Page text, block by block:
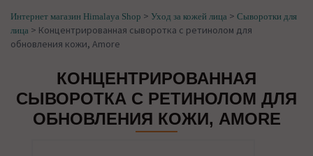
Интернет магазин Himalaya Shop > Уход за кожей лица > Сыворотки для
лица > Концентрированная сыворотка с ретинолом для
обновления кожи, Amore
КОНЦЕНТРИРОВАННАЯ
СЫВОРОТКА С РЕТИНОЛОМ ДЛЯ
ОБНОВЛЕНИЯ КОЖИ, AMORE